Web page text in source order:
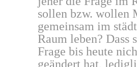
sollen bzw. wollen
gemeinsam im
Raum leben? Dass
Frage bis heute
geändert hat,